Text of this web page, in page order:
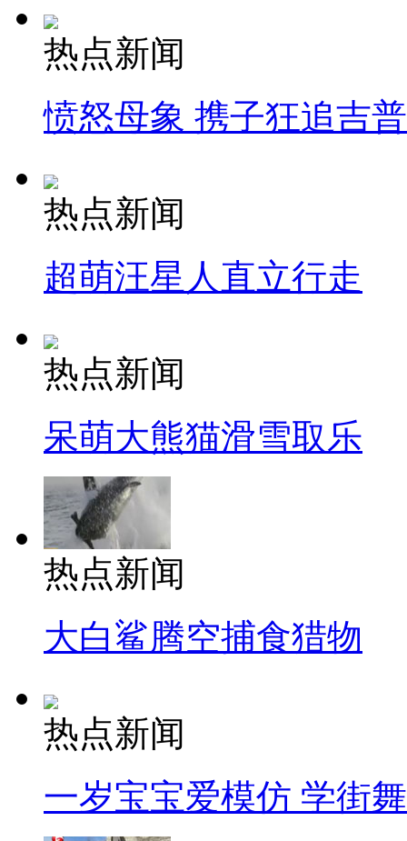
热点新闻
愤怒母象 携子狂追吉
热点新闻
超萌汪星人直立行走
热点新闻
呆萌大熊猫滑雪取乐
热点新闻
大白鲨腾空捕食猎物
热点新闻
一岁宝宝爱模仿 学街